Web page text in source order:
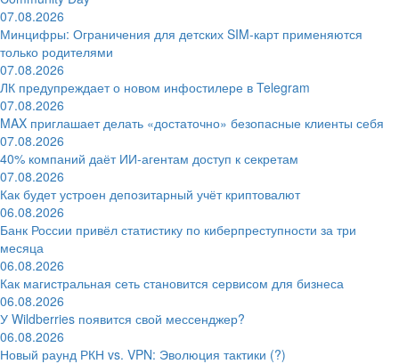
07.08.2026
Минцифры: Ограничения для детских SIM-карт применяются
только родителями
07.08.2026
ЛК предупреждает о новом инфостилере в Telegram
07.08.2026
MAX приглашает делать «достаточно» безопасные клиенты себя
07.08.2026
40% компаний даёт ИИ‑агентам доступ к секретам
07.08.2026
Как будет устроен депозитарный учёт криптовалют
06.08.2026
Банк России привёл статистику по киберпреступности за три
месяца
06.08.2026
Как магистральная сеть становится сервисом для бизнеса
06.08.2026
У Wildberries появится свой мессенджер?
06.08.2026
Новый раунд РКН vs. VPN: Эволюция тактики (?)